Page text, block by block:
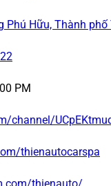
Phú Hữu, Thành phố
PM
channel/
thienautocarspa